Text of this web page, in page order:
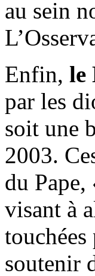
au sein
Enfin, le
par les
soit une
2003.
du
visant à
touchées
soutenir